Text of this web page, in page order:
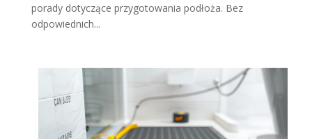
porady dotyczące przygotowania podłoża. Bez
odpowiednich...